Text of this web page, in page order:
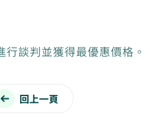
談判並獲得最優惠價格。
回上一頁